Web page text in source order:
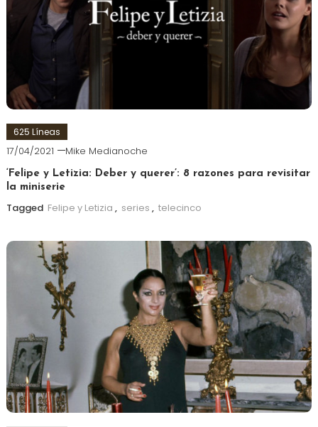
625 Líneas
17/04/2021 Mike Medianoche
‘Felipe y Letizia: Deber y querer’: 8 razones para revisitar
la miniserie
Tagged Felipe y Letizia , series , telecinco